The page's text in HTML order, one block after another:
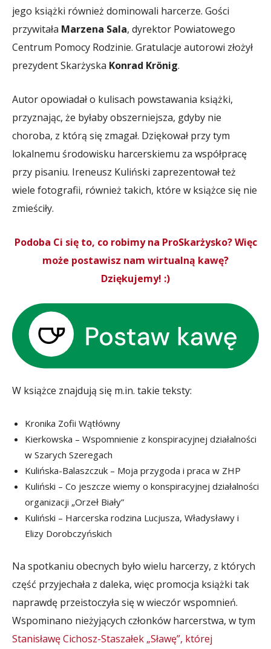
jego książki również dominowali harcerze. Gości
przywitała Marzena Sala, dyrektor Powiatowego
Centrum Pomocy Rodzinie. Gratulacje autorowi złożył
prezydent Skarżyska Konrad Krönig.
Autor opowiadał o kulisach powstawania książki,
przyznając, że byłaby obszerniejsza, gdyby nie
choroba, z którą się zmagał. Dziękował przy tym
lokalnemu środowisku harcerskiemu za współpracę
przy pisaniu. Ireneusz Kuliński zaprezentował też
wiele fotografii, również takich, które w książce się nie
zmieściły.
Podoba Ci się to, co robimy na ProSkarżysko? Więc
może postawisz nam wirtualną kawę?
Dziękujemy! :)
W książce znajdują się m.in. takie teksty:
Kronika Zofii Wątłówny
Kierkowska – Wspomnienie z konspiracyjnej działalności
w Szarych Szeregach
Kulińska-Balaszczuk – Moja przygoda i praca w ZHP
Kuliński – Co jeszcze wiemy o konspiracyjnej działalności
organizacji „Orzeł Biały”
Kuliński – Harcerska rodzina Lucjusza, Władysławy i
Elizy Dorobczyńskich
Na spotkaniu obecnych było wielu harcerzy, z których
część przyjechała z daleka, więc promocja książki tak
naprawdę przeistoczyła się w wieczór wspomnień.
Wspominano nieżyjących członków harcerstwa, w tym
Stanisławę Cichosz-Staszałek „Sławę”, której